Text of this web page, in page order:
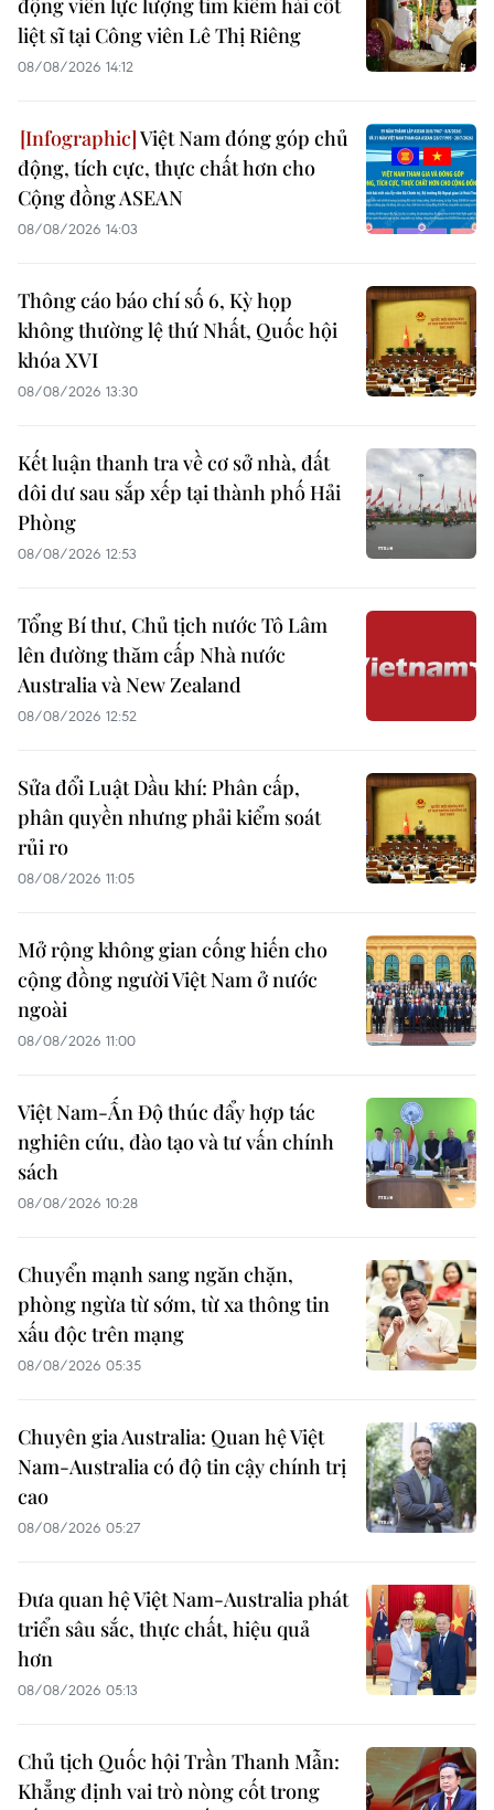
liệt sĩ tại Công viên Lê Thị Riêng
08/08/2026 14:12
Việt Nam đóng góp chủ
động, tích cực, thực chất hơn cho
Cộng đồng ASEAN
08/08/2026 14:03
Thông cáo báo chí số 6, Kỳ họp
không thường lệ thứ Nhất, Quốc hội
khóa XVI
08/08/2026 13:30
Kết luận thanh tra về cơ sở nhà, đất
dôi dư sau sắp xếp tại thành phố Hải
Phòng
08/08/2026 12:53
Tổng Bí thư, Chủ tịch nước Tô Lâm
lên đường thăm cấp Nhà nước
Australia và New Zealand
08/08/2026 12:52
Sửa đổi Luật Dầu khí: Phân cấp,
phân quyền nhưng phải kiểm soát
rủi ro
08/08/2026 11:05
Mở rộng không gian cống hiến cho
cộng đồng người Việt Nam ở nước
ngoài
08/08/2026 11:00
Việt Nam-Ấn Độ thúc đẩy hợp tác
nghiên cứu, đào tạo và tư vấn chính
sách
08/08/2026 10:28
Chuyển mạnh sang ngăn chặn,
phòng ngừa từ sớm, từ xa thông tin
xấu độc trên mạng
08/08/2026 05:35
Chuyên gia Australia: Quan hệ Việt
Nam-Australia có độ tin cậy chính trị
cao
08/08/2026 05:27
Đưa quan hệ Việt Nam-Australia phát
triển sâu sắc, thực chất, hiệu quả
hơn
08/08/2026 05:13
Chủ tịch Quốc hội Trần Thanh Mẫn:
Khẳng định vai trò nòng cốt trong